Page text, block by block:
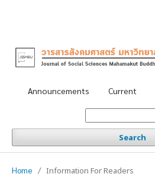
Announcements Current
Search
Home / Information For Readers